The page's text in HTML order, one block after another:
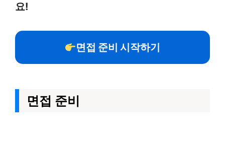
요!
면접 준비 시작하기
면접 준비